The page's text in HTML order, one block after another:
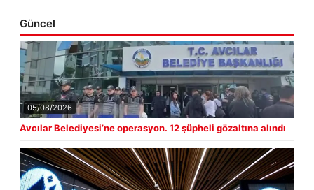
Güncel
05/08/2026
Avcılar Belediyesi’ne operasyon. 12 şüpheli gözaltına alındı